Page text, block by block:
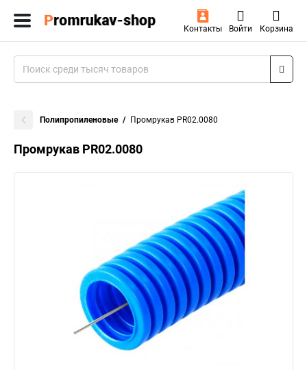
Контакты Войти Корзина
Полипропиленовые Промрукав PR02.0080
Промрукав PR02.0080